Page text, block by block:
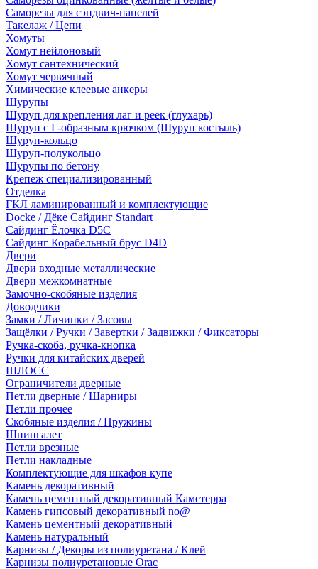
Саморезы для сэндвич-панелей
Такелаж / Цепи
Хомуты
Хомут нейлоновый
Хомут сантехнический
Хомут червячный
Химические клеевые анкеры
Шурупы
Шуруп для крепления лаг и реек (глухарь)
Шуруп с Г-образным крючком (Шуруп костыль)
Шуруп-кольцо
Шуруп-полукольцо
Шурупы по бетону
Крепеж специализированный
Отделка
ГКЛ ламинированный и комплектующие
Docke / Дёке Сайдинг Standart
Сайдинг Ёлочка D5C
Сайдинг Корабельный брус D4D
Двери
Двери входные металлические
Двери межкомнатные
Замочно-скобяные изделия
Доводчики
Замки / Личинки / Засовы
Защёлки / Ручки / Завертки / Задвижки / Фиксаторы
Ручка-скоба, ручка-кнопка
Ручки для китайских дверей
ШЛОСС
Ограничители дверные
Петли дверные / Шарниры
Петли прочее
Скобяные изделия / Пружины
Шпингалет
Петли врезные
Петли накладные
Комплектующие для шкафов купе
Камень декоративный
Камень цементный декоративный Каметерра
Камень гипсовый декоративный no@
Камень цементный декоративный
Камень натуральный
Карнизы / Декоры из полиуретана / Клей
Карнизы полиуретановые Orac